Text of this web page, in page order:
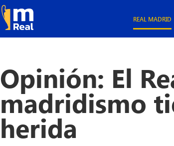
REAL MADRID
Opinión: El
madridismo
herida